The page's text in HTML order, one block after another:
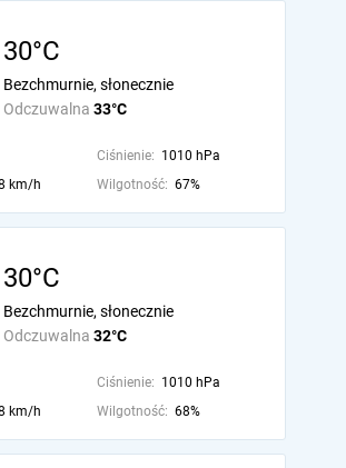
30°C
Odczuwalna 33°C
Bezchmurnie, słonecznie
Ciśnienie: 1010 hPa
km/h Wilgotność: 67%
30°C
Odczuwalna 32°C
Bezchmurnie, słonecznie
Ciśnienie: 1010 hPa
km/h Wilgotność: 68%